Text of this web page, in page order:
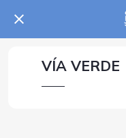
VÍA VERDE